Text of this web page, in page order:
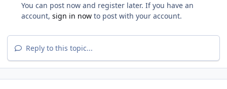
You can post now and register later. If you have an
account, sign in now to post with your account.
Reply to this topic...